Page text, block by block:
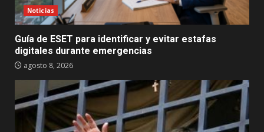
Noticias
Guía de ESET para identificar y evitar estafas
digitales durante emergencias
agosto 8, 2026